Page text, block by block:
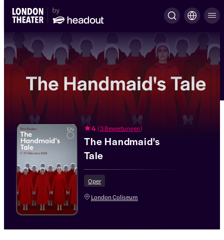
4 (3 Bewertungen)
The Handmaid's
Tale
Oper
London Coliseum